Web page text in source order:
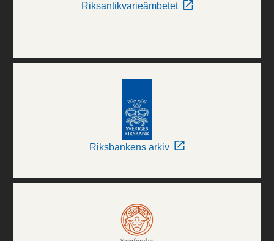
Riksantikvarieämbetet
Riksbankens arkiv